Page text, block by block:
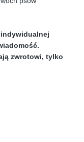
zwrotowi, tylko